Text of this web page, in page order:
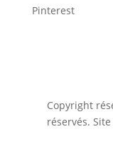
Pinterest
Copyright
réservés.